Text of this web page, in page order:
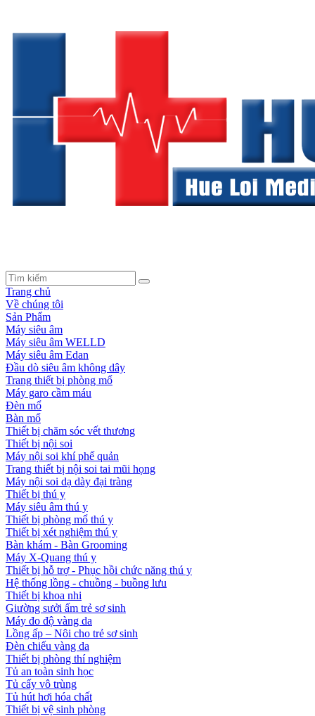
Trang chủ
Về chúng tôi
Sản Phẩm
Máy siêu âm
Máy siêu âm WELLD
Máy siêu âm Edan
Đầu dò siêu âm không dây
Trang thiết bị phòng mổ
Máy garo cầm máu
Đèn mổ
Bàn mổ
Thiết bị chăm sóc vết thương
Thiết bị nội soi
Máy nội soi khí phế quản
Trang thiết bị nội soi tai mũi họng
Máy nội soi dạ dày đại tràng
Thiết bị thú y
Máy siêu âm thú y
Thiết bị phòng mổ thú y
Thiết bị xét nghiệm thú y
Bàn khám - Bàn Grooming
Máy X-Quang thú y
Thiết bị hỗ trợ - Phục hồi chức năng thú y
Hệ thống lồng - chuồng - buồng lưu
Thiết bị khoa nhi
Giường sưởi ấm trẻ sơ sinh
Máy đo độ vàng da
Lồng ấp – Nôi cho trẻ sơ sinh
Đèn chiếu vàng da
Thiết bị phòng thí nghiệm
Tủ an toàn sinh học
Tủ cấy vô trùng
Tủ hút hơi hóa chất
Thiết bị vệ sinh phòng